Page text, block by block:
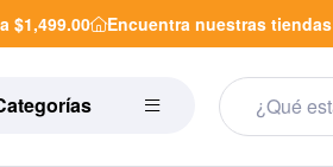
$1,499.00 Encuentra nuestras tiendas